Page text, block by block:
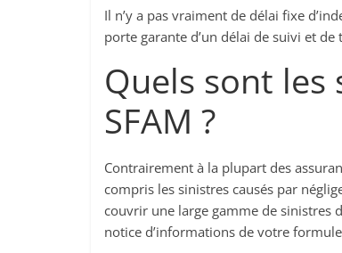
Il n’y a pas vraiment de délai fixe
porte garante d’un délai de suivi et
Quels sont
SFAM ?
Contrairement à la plupart des
compris les sinistres causés par
couvrir une large gamme de sinistres
notice d’informations de votre